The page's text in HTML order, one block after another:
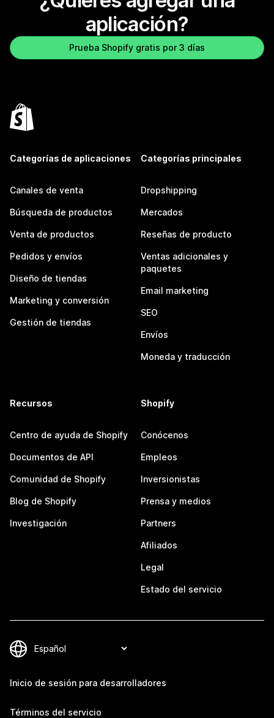
aplicación?
Prueba Shopify gratis por 3 días
Categorías de aplicaciones
Canales de venta
Búsqueda de productos
Venta de productos
Pedidos y envíos
Diseño de tiendas
Marketing y conversión
Gestión de tiendas
Categorías principales
Dropshipping
Mercados
Reseñas de producto
Ventas adicionales y
paquetes
Email marketing
SEO
Envíos
Moneda y traducción
Recursos
Centro de ayuda de Shopify
Documentos de API
Comunidad de Shopify
Blog de Shopify
Investigación
Shopify
Conócenos
Empleos
Inversionistas
Prensa y medios
Partners
Afiliados
Legal
Estado del servicio
Inicio de sesión para desarrolladores
Términos del servicio